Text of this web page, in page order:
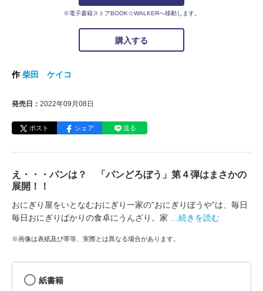
※電子書籍ストアBOOK☆WALKERへ移動します。
購入する
作柴田 ケイコ
発売日： 2022年09月08日
ポスト シェア 送る
え・・・パンは？ 「パンどろぼう」第４弾はまさかの
展開！！
おにぎり屋をいとなむおにぎり一家の”おにぎりぼうや”は、毎日
毎日おにぎりばかりの食卓にうんざり。家
…続きを読む
※画像は表紙及び帯等、実際とは異なる場合があります。
紙書籍